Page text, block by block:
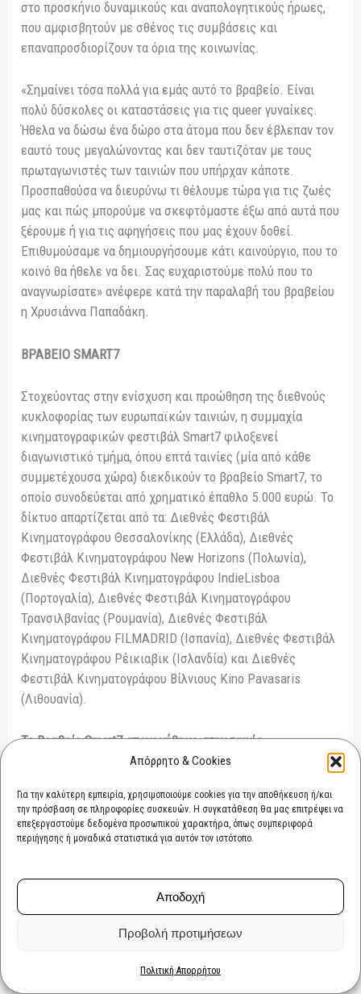
Απόρρητο & Cookies
Για την καλύτερη εμπειρία, χρησιμοποιούμε cookies για την αποθήκευση ή/και
την πρόσβαση σε πληροφορίες συσκευών. Η συγκατάθεση θα μας επιτρέψει να
επεξεργαστούμε δεδομένα προσωπικού χαρακτήρα, όπως συμπεριφορά
περιήγησης ή μοναδικά στατιστικά για αυτόν τον ιστότοπο.
Αποδοχή
Προβολή προτιμήσεων
Πολιτική Απορρήτου
στο προσκήνιο δυναμικούς και αναπολογητικούς ήρωες,
που αμφισβητούν με σθένος τις συμβάσεις και
επαναπροσδιορίζουν τα όρια της κοινωνίας.
«Σημαίνει τόσα πολλά για εμάς αυτό το βραβείο. Είναι
πολύ δύσκολες οι καταστάσεις για τις queer γυναίκες.
Ήθελα να δώσω ένα δώρο στα άτομα που δεν έβλεπαν τον
εαυτό τους μεγαλώνοντας και δεν ταυτιζόταν με τους
πρωταγωνιστές των ταινιών που υπήρχαν κάποτε.
Προσπαθούσα να διευρύνω τι θέλουμε τώρα για τις ζωές
μας και πώς μπορούμε να σκεφτόμαστε έξω από αυτά που
ξέρουμε ή για τις αφηγήσεις που μας έχουν δοθεί.
Επιθυμούσαμε να δημιουργήσουμε κάτι καινούργιο, που το
κοινό θα ήθελε να δει. Σας ευχαριστούμε πολύ που το
αναγνωρίσατε» ανέφερε κατά την παραλαβή του βραβείου
η Χρυσιάννα Παπαδάκη.
ΒΡΑΒΕΙΟ SMART7
Στοχεύοντας στην ενίσχυση και προώθηση της διεθνούς
κυκλοφορίας των ευρωπαϊκών ταινιών, η συμμαχία
κινηματογραφικών φεστιβάλ Smart7 φιλοξενεί
διαγωνιστικό τμήμα, όπου επτά ταινίες (μία από κάθε
συμμετέχουσα χώρα) διεκδικούν το βραβείο Smart7, το
οποίο συνοδεύεται από χρηματικό έπαθλο 5.000 ευρώ. Το
δίκτυο απαρτίζεται από τα: Διεθνές Φεστιβάλ
Κινηματογράφου Θεσσαλονίκης (Ελλάδα), Διεθνές
Φεστιβάλ Κινηματογράφου New Horizons (Πολωνία),
Διεθνές Φεστιβάλ Κινηματογράφου IndieLisboa
(Πορτογαλία), Διεθνές Φεστιβάλ Κινηματογράφου
Τρανσιλβανίας (Ρουμανία), Διεθνές Φεστιβάλ
Κινηματογράφου FILMADRID (Ισπανία), Διεθνές Φεστιβάλ
Κινηματογράφου Ρέικιαβικ (Ισλανδία) και Διεθνές
Φεστιβάλ Κινηματογράφου Βίλνιους Kino Pavasaris
(Λιθουανία).
To Βραβείο Smart7 απονεμήθηκε στην ταινία:
Σκεπτικό: Για την πρωτοτυπία της, η οποία εκφράζεται
μέσα από την απο-αποικιοκρατική της ματιά.
ρεαλισμό, ο σκηνοθέτης απεικονίζει τη ζωή ενός
κοριτσιού, το οποίο στοχάζεται για το παρελθόν, παρόν και
μέλλον του Πράσινου Ακρωτηρίου με έναν μοναδικό
έχει εργαλειοποιηθεί από μια ιμπεριαλιστική δύναμη εδώ